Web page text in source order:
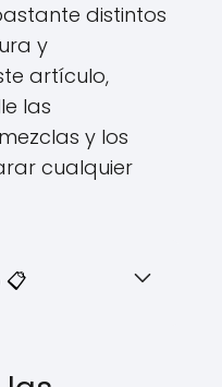
distintos
y
artículo,
las
y los
cualquier